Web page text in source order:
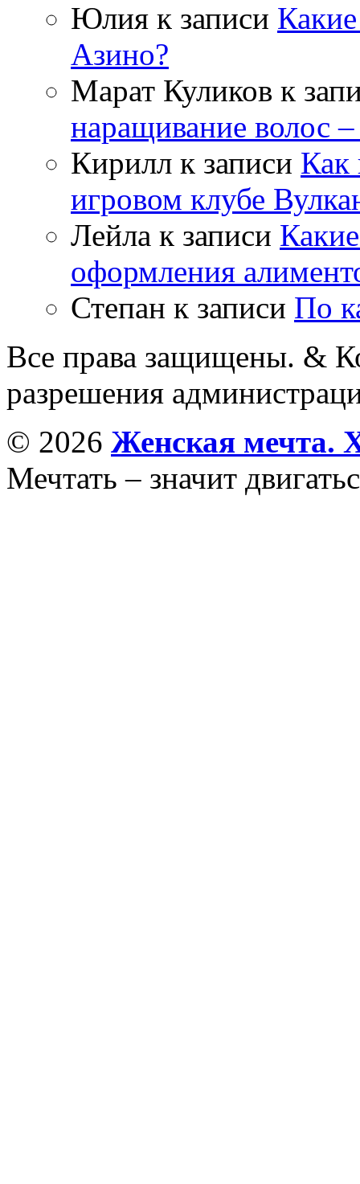
Юлия к записи
Азино?
Марат Куликов к
наращивание волос
Кирилл к записи Как
игровом клубе
Лейла к записи
оформления
Степан к записи По
Все права защищены. &
разрешения
© 2026 Женская мечта.
Мечтать – значит